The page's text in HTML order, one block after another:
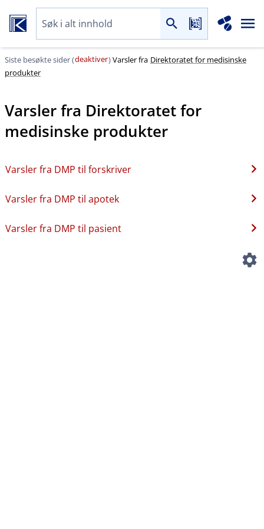
Siste besøkte sider (deaktiver)Varsler fra Direktoratet for medisinske
produkter
Varsler fra Direktoratet for
medisinske produkter
Varsler fra DMP til forskriver
Varsler fra DMP til apotek
Varsler fra DMP til pasient